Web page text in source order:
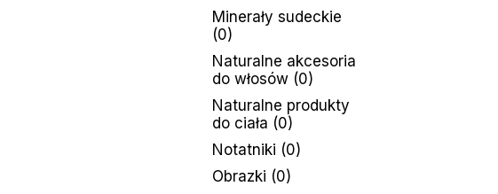
Minerały sudeckie
(0)
Naturalne akcesoria
do włosów (0)
Naturalne produkty
do ciała (0)
Notatniki (0)
Obrazki (0)